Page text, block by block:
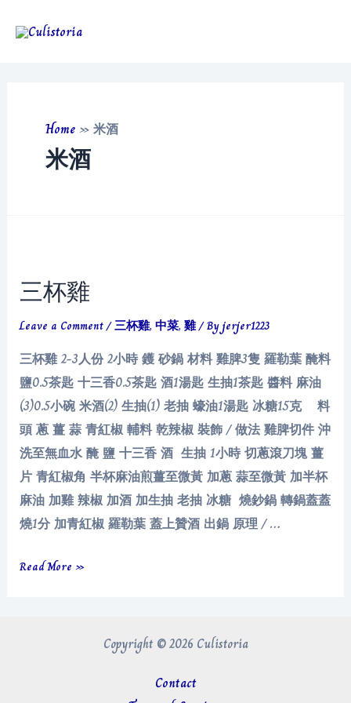
Home »米酒
米酒
三杯雞
Leave a Comment/三杯雞,中菜,雞/ Byjerjer1223
三杯雞 2-3人份 2小時 鑊 砂鍋 材料 雞脾3隻 羅勒葉 醃料
鹽0.5茶匙 十三香0.5茶匙 酒1湯匙 生抽1茶匙 醬料 麻油
(3)0.5小碗 米酒(2) 生抽(1) 老抽 蠔油1湯匙 冰糖15克 料
頭 蔥 薑 蒜 青紅椒 輔料 乾辣椒 裝飾 / 做法 雞脾切件 沖
洗至無血水 醃 鹽 十三香 酒 生抽 1小時 切蔥滾刀塊 薑
片 青紅椒角 半杯麻油煎薑至微黃 加蔥 蒜至微黃 加半杯
麻油 加雞 辣椒 加酒 加生抽 老抽 冰糖 燒鈔鍋 轉鍋蓋蓋
燒1分 加青紅椒 羅勒葉 蓋上贊酒 出鍋 原理 / …
三
Read More »
Copyright © 2026 Culistoria
Contact